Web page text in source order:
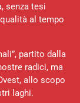
senza tesi
al tempo
partito dalla
radici, ma
allo scopo
laghi.